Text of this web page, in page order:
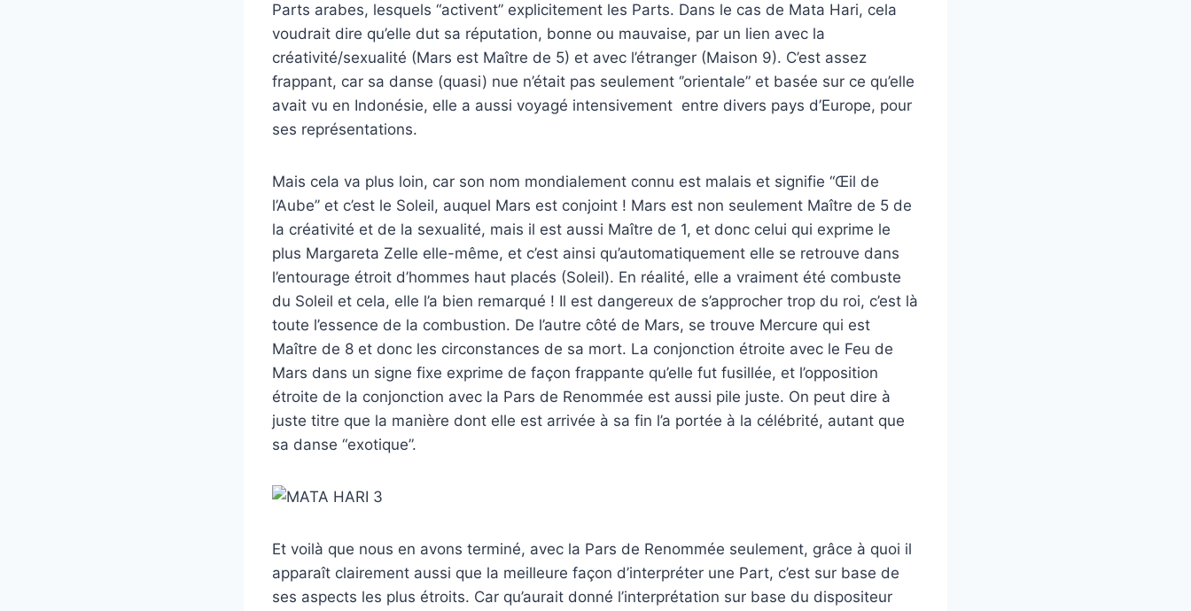
Parts arabes, lesquels “activent” explicitement les Parts. Dans le cas de Mata Hari, cela
voudrait dire qu’elle dut sa réputation, bonne ou mauvaise, par un lien avec la
créativité/sexualité (Mars est Maître de 5) et avec l’étranger (Maison 9). C’est assez
frappant, car sa danse (quasi) nue n’était pas seulement ‘’orientale” et basée sur ce qu’elle
avait vu en Indonésie, elle a aussi voyagé intensivement entre divers pays d’Europe, pour
ses représentations.
Mais cela va plus loin, car son nom mondialement connu est malais et signifie “Œil de
l’Aube’’ et c’est le Soleil, auquel Mars est conjoint ! Mars est non seulement Maître de 5 de
la créativité et de la sexualité, mais il est aussi Maître de 1, et donc celui qui exprime le
plus Margareta Zelle elle-même, et c’est ainsi qu’automatiquement elle se retrouve dans
l’entourage étroit d’hommes haut placés (Soleil). En réalité, elle a vraiment été combuste
du Soleil et cela, elle l’a bien remarqué ! Il est dangereux de s’approcher trop du roi, c’est là
toute l’essence de la combustion. De l’autre côté de Mars, se trouve Mercure qui est
Maître de 8 et donc les circonstances de sa mort. La conjonction étroite avec le Feu de
Mars dans un signe fixe exprime de façon frappante qu’elle fut fusillée, et l’opposition
étroite de la conjonction avec la Pars de Renommée est aussi pile juste. On peut dire à
juste titre que la manière dont elle est arrivée à sa fin l’a portée à la célébrité, autant que
sa danse “exotique”.
Et voilà que nous en avons terminé, avec la Pars de Renommée seulement, grâce à quoi il
apparaît clairement aussi que la meilleure façon d’interpréter une Part, c’est sur base de
ses aspects les plus étroits. Car qu’aurait donné l’interprétation sur base du dispositeur